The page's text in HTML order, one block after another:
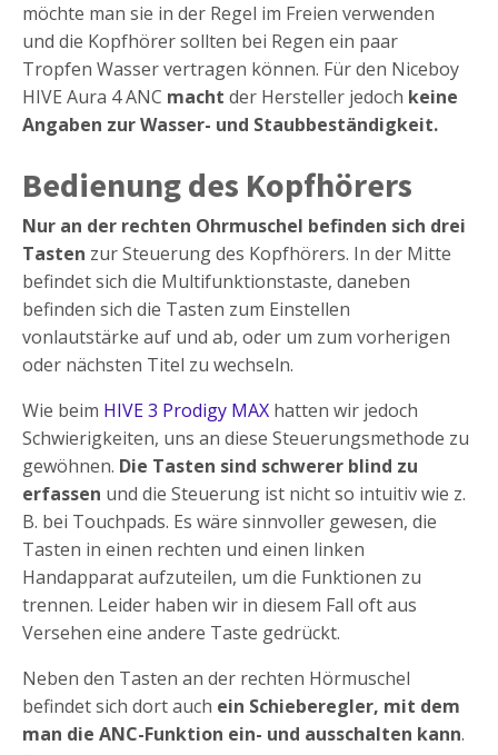
möchte man sie in der Regel im Freien verwenden
und die Kopfhörer sollten bei Regen ein paar
Tropfen Wasser vertragen können. Für den Niceboy
HIVE Aura 4 ANC macht der Hersteller jedoch keine
Angaben zur Wasser- und Staubbeständigkeit.
Bedienung des Kopfhörers
Nur an der rechten Ohrmuschel befinden sich drei
Tasten zur Steuerung des Kopfhörers. In der Mitte
befindet sich die Multifunktionstaste, daneben
befinden sich die Tasten zum Einstellen
vonlautstärke auf und ab, oder um zum vorherigen
oder nächsten Titel zu wechseln.
Wie beim HIVE 3 Prodigy MAX hatten wir jedoch
Schwierigkeiten, uns an diese Steuerungsmethode zu
gewöhnen. Die Tasten sind schwerer blind zu
erfassen und die Steuerung ist nicht so intuitiv wie z.
B. bei Touchpads. Es wäre sinnvoller gewesen, die
Tasten in einen rechten und einen linken
Handapparat aufzuteilen, um die Funktionen zu
trennen. Leider haben wir in diesem Fall oft aus
Versehen eine andere Taste gedrückt.
Neben den Tasten an der rechten Hörmuschel
befindet sich dort auch ein Schieberegler, mit dem
man die ANC-Funktion ein- und ausschalten kann.